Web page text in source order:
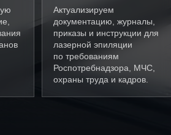
Актуализируем
документацию, журналы,
приказы и инструкции для
лазерной эпиляции
по требованиям
Роспотребнадзора, МЧС,
охраны труда и кадров.